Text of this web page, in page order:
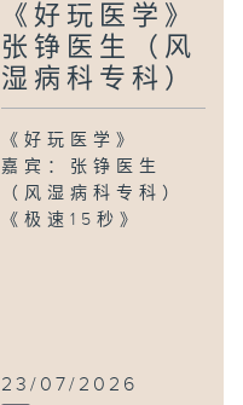
《好玩医学》
张铮医生（风
湿病科专科）
《好玩医学》
嘉宾：张铮医生
（风湿病科专科）
《极速15秒》
23/07/2026